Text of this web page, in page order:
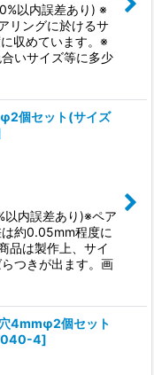
以内誤差あり) ※
リングに於けるサ
収めています。※
いサイズ等に多少
個セット(サイズ
内誤差あり)※ペア
約0.05mm程度に
品は製作上、サイ
つきが出ます。画
4mmφ2個セット
4]